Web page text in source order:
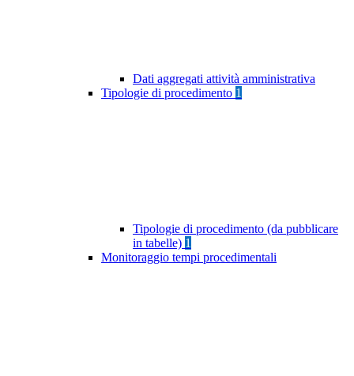
Dati aggregati attività amministrativa
Tipologie di procedimento 1
Tipologie di procedimento (da pubblicare
in tabelle) 1
Monitoraggio tempi procedimentali